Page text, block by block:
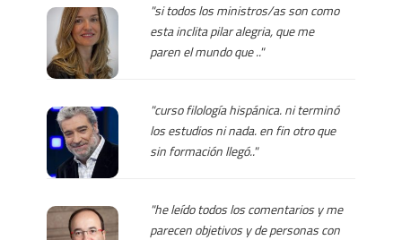
"si todos los ministros/as son como
esta inclita pilar alegria, que me
paren el mundo que .."
"curso filología hispánica. ni terminó
los estudios ni nada. en fin otro que
sin formación llegó.."
"he leído todos los comentarios y me
parecen objetivos y de personas con